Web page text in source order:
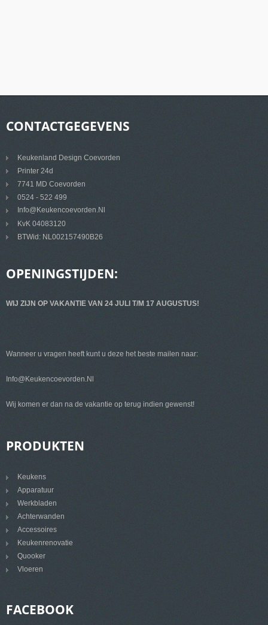
CONTACTGEGEVENS
Keukenland Design Coevorden
Printer 24d
7741 MD Coevorden
0524 - 522 499
Info@keukencoevorden.nl
KvK 04083120
BTWid: NL002157490B26
OPENINGSTIJDEN:
WIJ ZIJN OP VAKANTIE VAN 24 JULI T/M 17 AUGUSTUS!
Wanneer u vragen heeft kunt u deze het beste mailen naar:
Info@keukencoevorden.nl
Wij komen er dan na de vakantie op terug indien gewenst!
PRODUKTEN
Keukens
Apparatuur
Werkbladen
Achterwanden
Accessoires
Keukenrenovatie
Quooker
Vloeren
FACEBOOK